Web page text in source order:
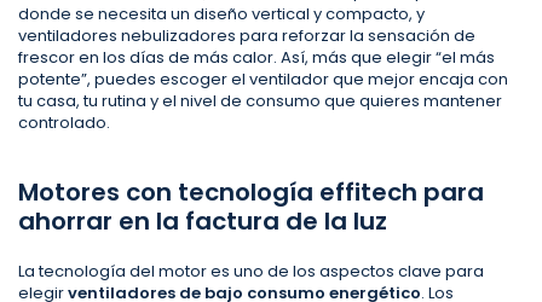
donde se necesita un diseño vertical y compacto, y
ventiladores nebulizadores para reforzar la sensación de
frescor en los días de más calor. Así, más que elegir “el más
potente”, puedes escoger el ventilador que mejor encaja con
tu casa, tu rutina y el nivel de consumo que quieres mantener
controlado.
Motores con tecnología effitech para
ahorrar en la factura de la luz
La tecnología del motor es uno de los aspectos clave para
elegirventiladores de bajo consumo energético. Los